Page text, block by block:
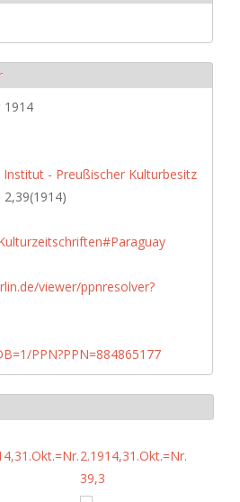
1914
- Preußischer Kulturbesitz
2,39(1914)
viewer/ppnresolver?
PPN?PPN=884865177
2.1914,31.Okt.=Nr.
39,3